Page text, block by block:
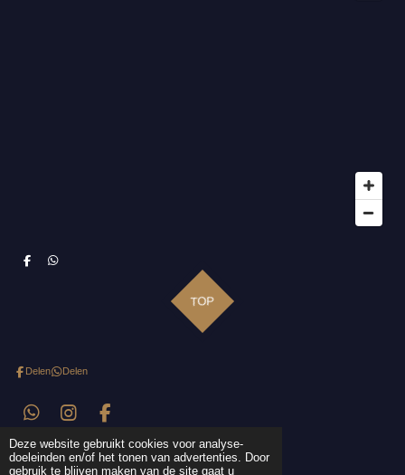
Deze website gebruikt cookies voor analyse-
doeleinden en/of het tonen van advertenties. Door
gebruik te blijven maken van de site gaat u
D
D
TOP
Delen Delen
W
a
t
I
n
s
t
F
a
c
e
© 2019 - 2026 - The Hairextension Studio Veenendaal